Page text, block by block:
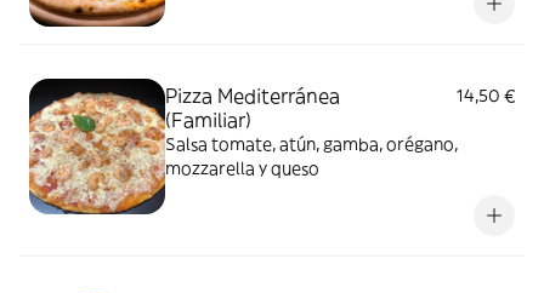
Pizza Mediterránea
(Familiar)
14,50 €
Salsa tomate, atún, gamba, orégano,
mozzarella y queso